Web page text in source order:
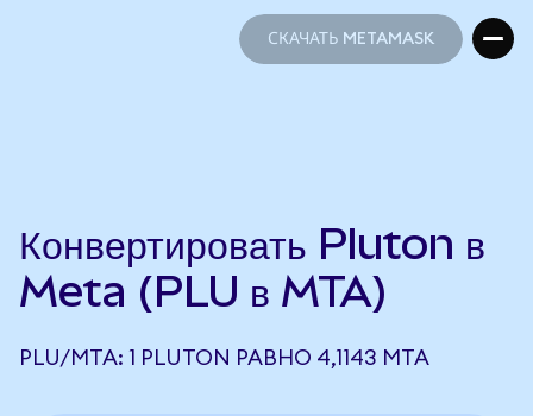
СКАЧАТЬ METAMASK
Конвертировать Pluton в
Meta (PLU в MTA)
PLU/MTA: 1 PLUTON РАВНО 4,1143 MTA